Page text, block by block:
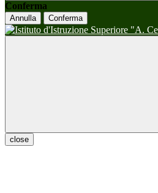
Conferma
Annulla Conferma
close